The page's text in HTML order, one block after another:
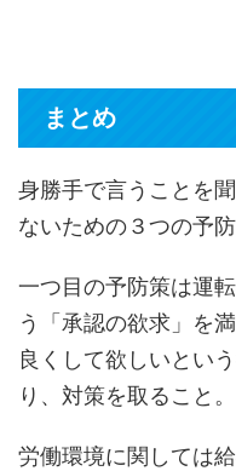
まとめ
身勝手で言うことを
ないための３つの予
一つ目の予防策は運
う「承認の欲求」を
良くして欲しいとい
り、対策を取ること。
労働環境に関しては